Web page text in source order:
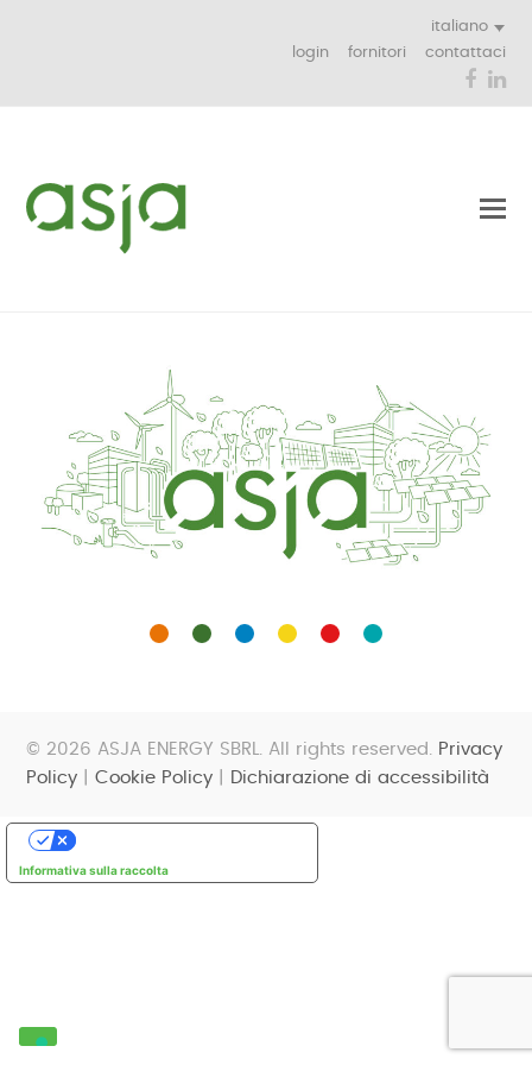
italiano
login
fornitori contattaci
© 2026 ASJA ENERGY SBRL. All rights reserved. Privacy
Policy |Cookie Policy Dichiarazione di accessibilità
Informativa sulla raccolta